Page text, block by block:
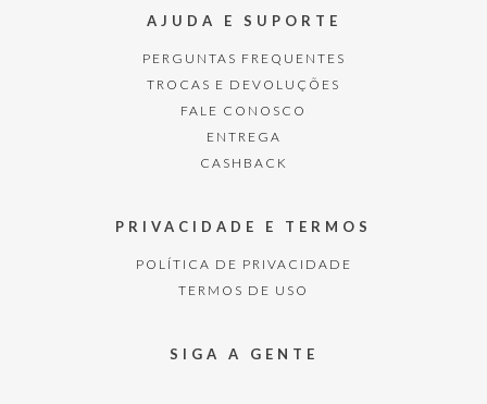
AJUDA E SUPORTE
PERGUNTAS FREQUENTES
TROCAS E DEVOLUÇÕES
FALE CONOSCO
ENTREGA
CASHBACK
PRIVACIDADE E TERMOS
POLÍTICA DE PRIVACIDADE
TERMOS DE USO
SIGA A GENTE